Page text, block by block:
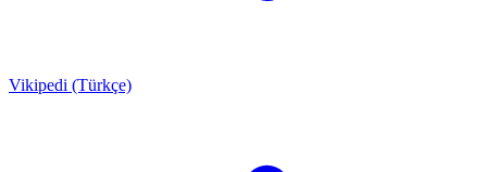
Vikipedi (Türkçe)